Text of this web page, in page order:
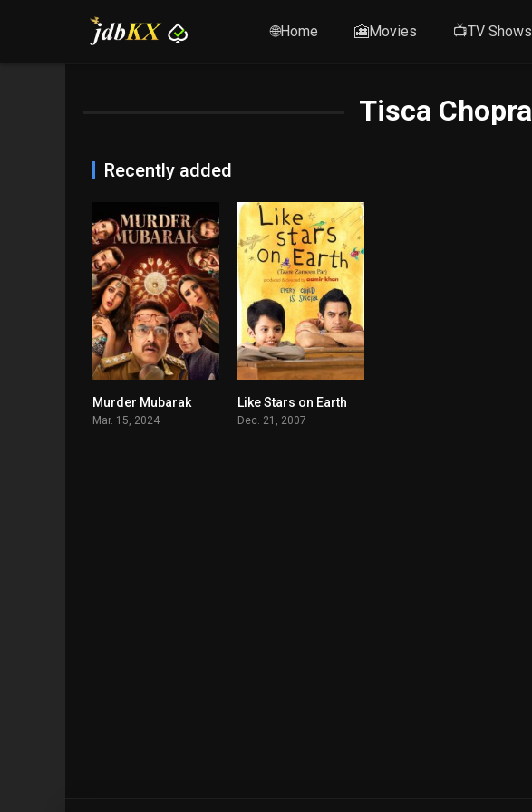
🌐Home 🎦Movies 📺TV Shows
Tisca Chopra
Recently added
Murder Mubarak
Mar. 15, 2024
8.3
Like Stars on Earth
Dec. 21, 2007